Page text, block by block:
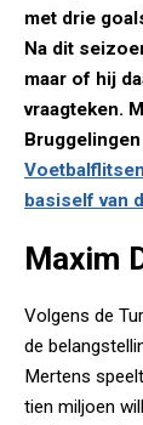
met drie
Na dit
maar of hij
vraagteken.
basiself van
Maxim
Volgens de
de
Mertens
tien miljoen